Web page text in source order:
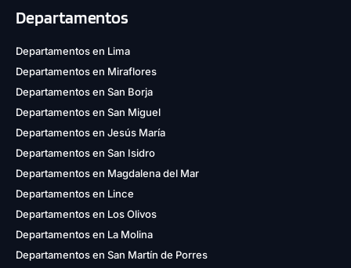
Departamentos
Departamentos en Lima
Departamentos en Miraflores
Departamentos en San Borja
Departamentos en San Miguel
Departamentos en Jesús María
Departamentos en San Isidro
Departamentos en Magdalena del Mar
Departamentos en Lince
Departamentos en Los Olivos
Departamentos en La Molina
Departamentos en San Martín de Porres